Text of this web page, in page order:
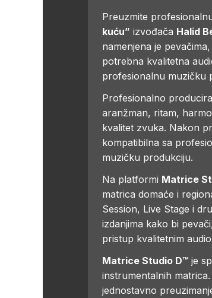
Preuzmite
kuću” izvođača Halid
namenjena je
potrebna kvalitetna
profesionalnu muzičku
Profesionalno
aranžman, ritam,
kvalitet zvuka. Nakon
kompatibilna sa
muzičku produkciju.
Na platformi Matrice
matrica domaće i
Session, Live Stage i
izdanjima kako bi
pristup kvalitetnim
Matrice Studio D™ je
instrumentalnih
jednostavno